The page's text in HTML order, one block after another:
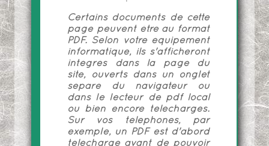
Certains documents de cette
page peuvent être au format
PDF. Selon votre équipement
informatique, ils s'afficheront
intégrés dans la page du
site, ouverts dans un onglet
séparé du navigateur ou
dans le lecteur de pdf local
ou bien encore téléchargés.
Sur vos téléphones, par
exemple, un PDF est d'abord
téléchargé avant de pouvoir